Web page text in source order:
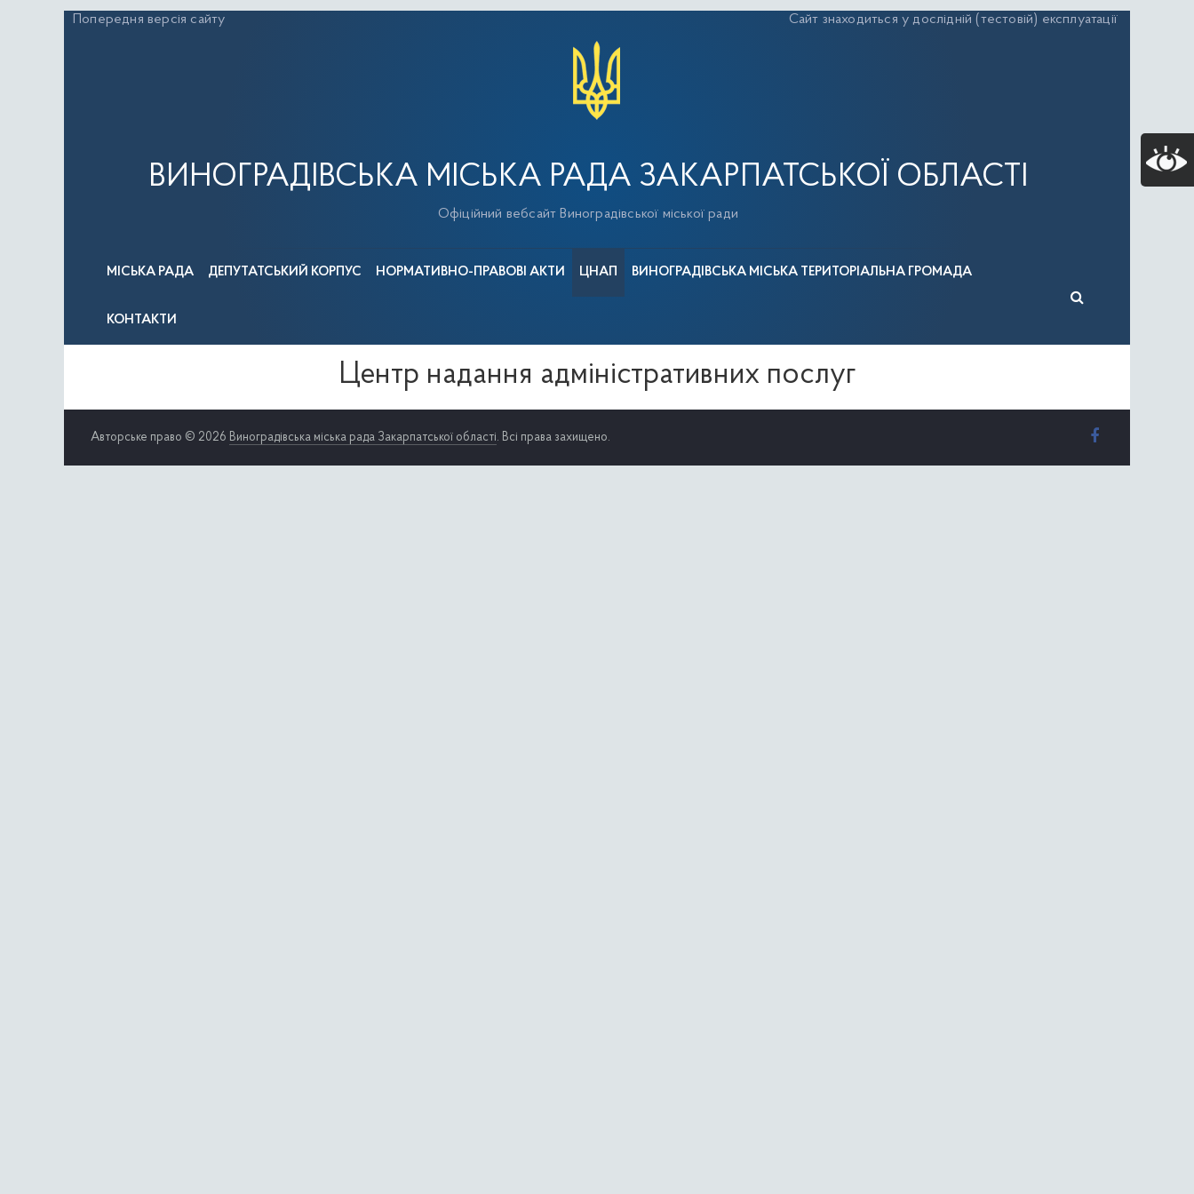
Перейти
Попередня версія сайту Сайт знаходиться у дослідній (тестовій) експлуатації
ВИНОГРАДІВСЬКА МІСЬКА РАДА ЗАКАРПАТСЬКОЇ ОБЛАСТІ
Офіційний вебсайт Виноградівської міської ради
МІСЬКА РАДА ДЕПУТАТСЬКИЙ КОРПУС НОРМАТИВНО-ПРАВОВІ АКТИ ЦНАП ВИНОГРАДІВСЬКА МІСЬКА ТЕРИТОРІАЛЬНА ГРОМАДА
КОНТАКТИ
Центр надання адміністративних послуг
Авторське право © 2026 Виноградівська міська рада Закарпатської області. Всі права захищено.